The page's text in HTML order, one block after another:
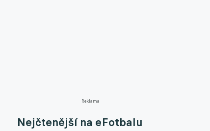
Reklama
Nejčtenější na eFotbalu